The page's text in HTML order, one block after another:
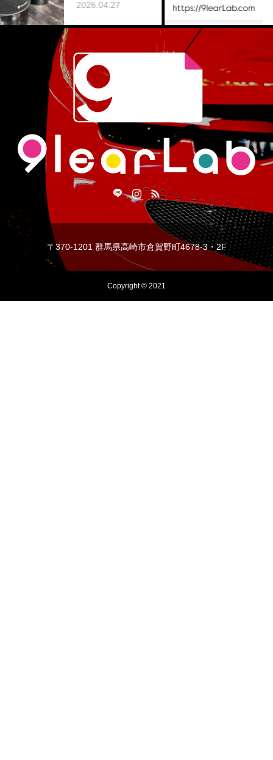
2026.04.27
〒370-1201 群馬県高崎市倉賀野町4678-3・2F
Copyright © 2021